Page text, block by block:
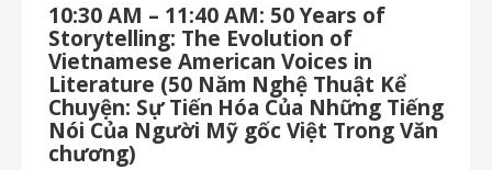
10:30 AM – 11:40 AM: 50 Years of
Storytelling: The Evolution of
Vietnamese American Voices in
Literature (50 Năm Nghệ Thuật Kể
Chuyện: Sự Tiến Hóa Của Những Tiếng
Nói Của Người Mỹ gốc Việt Trong Văn
chương)